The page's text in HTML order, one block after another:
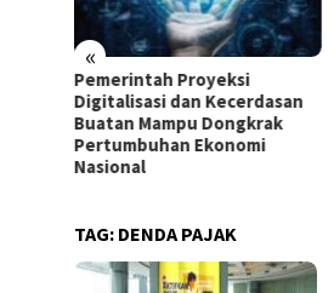
«
Gas Melon Menghilang,
Rakyat Menjerit: Ketika
Subsidi Tak Lagi Tepat
Sasaran di Kota Palopo
TAG: DENDA PAJAK